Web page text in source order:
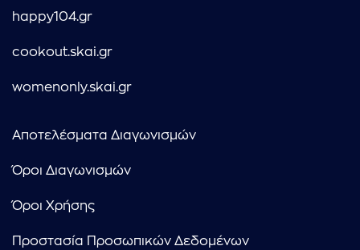
happy104.gr
cookout.skai.gr
womenonly.skai.gr
Αποτελέσματα Διαγωνισμών
Όροι Διαγωνισμών
Όροι Χρήσης
Προστασία Προσωπικών Δεδομένων